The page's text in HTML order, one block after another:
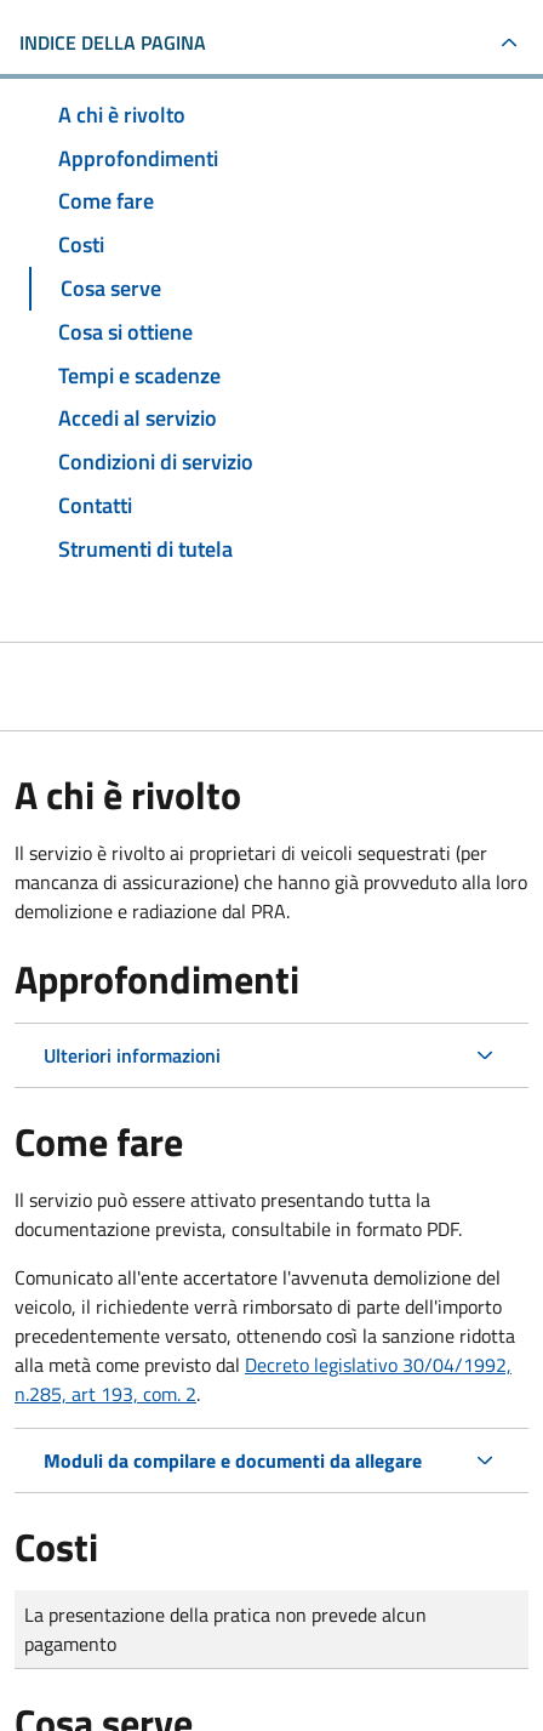
INDICE DELLA PAGINA
A chi è rivolto
Approfondimenti
Come fare
Costi
Cosa serve
Cosa si ottiene
Tempi e scadenze
Accedi al servizio
Condizioni di servizio
Contatti
Strumenti di tutela
A chi è rivolto
Il servizio è rivolto ai proprietari di veicoli sequestrati (per
mancanza di assicurazione) che hanno già provveduto alla loro
demolizione e radiazione dal PRA.
Approfondimenti
Ulteriori informazioni
Come fare
Il servizio può essere attivato presentando tutta la
documentazione prevista, consultabile in formato PDF.
Comunicato all'ente accertatore l'avvenuta demolizione del
veicolo, il richiedente verrà rimborsato di parte dell'importo
precedentemente versato, ottenendo così la sanzione ridotta
alla metà come previsto dal Decreto legislativo 30/04/1992,
n.285, art 193, com. 2.
Moduli da compilare e documenti da allegare
Costi
Tipo di pagamento
Importo
La presentazione della pratica non prevede alcun
pagamento